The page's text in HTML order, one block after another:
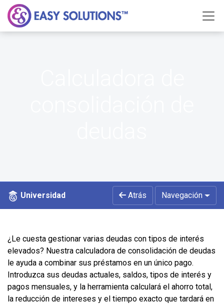
Universidad Atrás Navegación
¿Le cuesta gestionar varias deudas con tipos de interés
elevados? Nuestra calculadora de consolidación de deudas
le ayuda a combinar sus préstamos en un único pago.
Introduzca sus deudas actuales, saldos, tipos de interés y
pagos mensuales, y la herramienta calculará el ahorro total,
la reducción de intereses y el tiempo exacto que tardará en